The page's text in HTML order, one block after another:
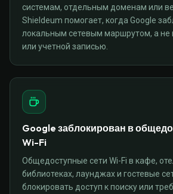
системам, отдельным доменам или
Shieldeum помогает, когда Google
локальным сетевым маршрутом, а
или учетной записью.
Google заблокирован в
Wi-Fi
Общедоступные сети Wi-Fi в кафе,
библиотеках, лаунджах и гостевые
блокировать доступ к поиску или